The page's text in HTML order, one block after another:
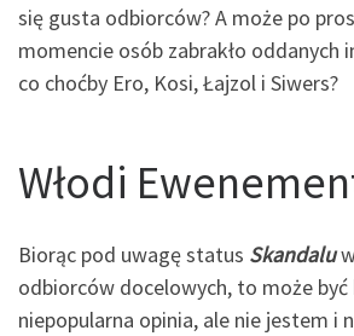
się gusta odbiorców? A może po
momencie osób zabrakło oddanych
co choćby Ero, Kosi, Łajzol i Siwers?
Włodi
Biorąc pod uwagę status Skandalu
odbiorców docelowych, to może być
niepopularna opinia, ale nie jestem i